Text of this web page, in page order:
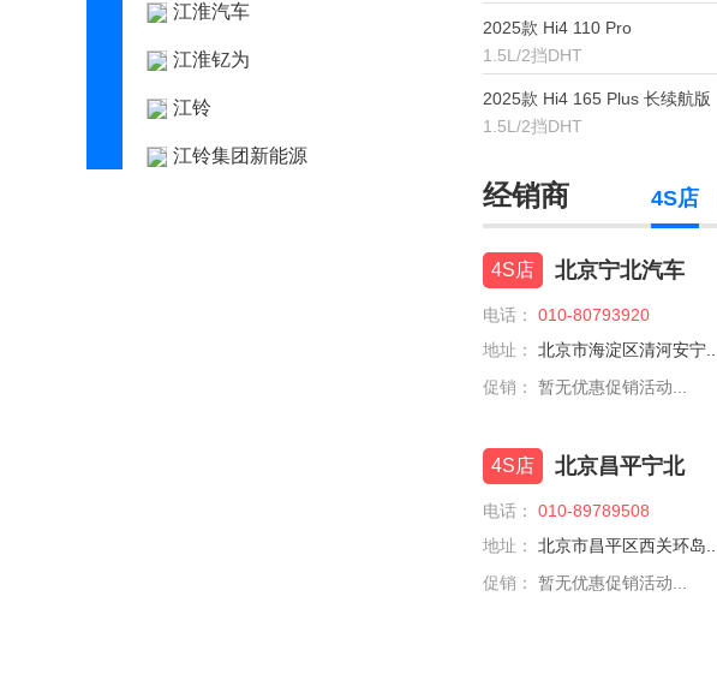
江淮汽车
江淮钇为
江铃
江铃集团新能源
2025款 Hi4 110 Pro
1.5L/2挡DHT
2025款 Hi4 165 Plus 长续航版
1.5L/2挡DHT
经销商 4S店
4S店 北京宁北汽车
电话：
010-80793920
地址：
北京市海淀区清河安宁...
促销：
暂无优惠促销活动...
4S店 北京昌平宁北
电话：
010-89789508
地址：
北京市昌平区西关环岛...
促销：
暂无优惠促销活动...